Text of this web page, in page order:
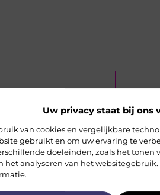
Uw privacy staat bij ons
van cookies en vergelijkbare
gebruikt en om uw ervaring te
doeleinden, zoals het tonen
het analyseren van het